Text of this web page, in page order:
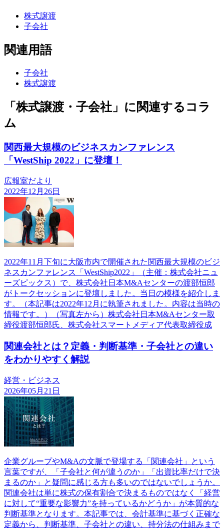
株式譲渡
子会社
関連用語
子会社
株式譲渡
「株式譲渡・子会社」に関連するコラ
ム
関西最大規模のビジネスカンファレンス
「WestShip 2022」に登壇！
広報室だより
2022年12月26日
2022年11月下旬に大阪市内で開催された関西最大規模のビジ
ネスカンファレンス「WestShip2022」（主催：株式会社ニュ
ーズピックス）で、株式会社日本M&Aセンターの渡部恒郎
がトークセッションに登壇しました。当日の模様を紹介しま
す。（本記事は2022年12月に執筆されました。内容は当時の
情報です。）（写真左から）株式会社日本M&Aセンター取
締役渡部恒郎氏、株式会社スマートメディア代表取締役成
関連会社とは？定義・判断基準・子会社との違い
をわかりやすく解説
経営・ビジネス
2026年05月21日
企業グループやM&Aの文脈で登場する「関連会社」という
言葉ですが、「子会社と何が違うのか」「出資比率だけで決
まるのか」と疑問に感じる方も多いのではないでしょうか。
関連会社は単に株式の保有割合で決まるものではなく「経営
に対して“重要な影響力”を持っているかどうか」が本質的な
判断基準となります。本記事では、会計基準に基づく正確な
定義から、判断基準、子会社との違い、持分法の仕組みまで